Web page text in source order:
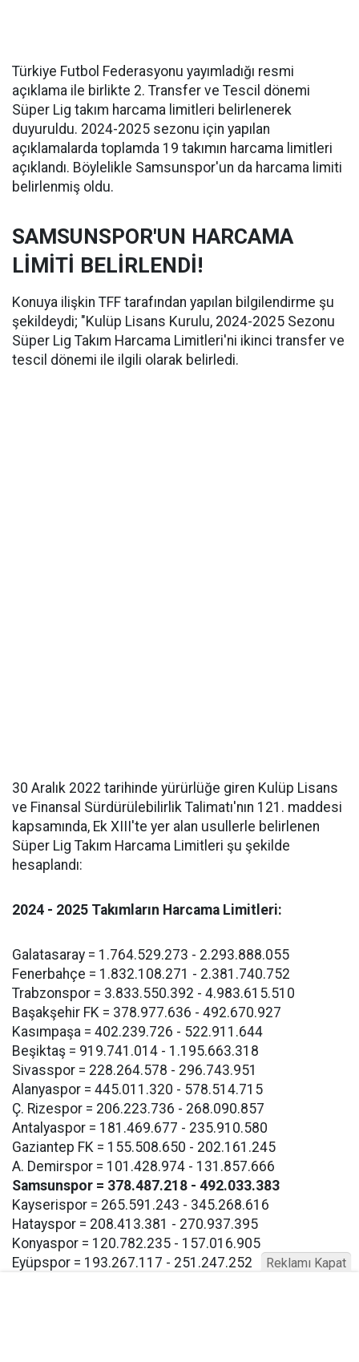
Türkiye Futbol Federasyonu yayımladığı resmi
açıklama ile birlikte 2. Transfer ve Tescil dönemi
Süper Lig takım harcama limitleri belirlenerek
duyuruldu. 2024-2025 sezonu için yapılan
açıklamalarda toplamda 19 takımın harcama limitleri
açıklandı. Böylelikle Samsunspor'un da harcama limiti
belirlenmiş oldu.
SAMSUNSPOR'UN HARCAMA
LİMİTİ BELİRLENDİ!
Konuya ilişkin TFF tarafından yapılan bilgilendirme şu
şekildeydi; "Kulüp Lisans Kurulu, 2024-2025 Sezonu
Süper Lig Takım Harcama Limitleri'ni ikinci transfer ve
tescil dönemi ile ilgili olarak belirledi.
30 Aralık 2022 tarihinde yürürlüğe giren Kulüp Lisans
ve Finansal Sürdürülebilirlik Talimatı'nın 121. maddesi
kapsamında, Ek XIII'te yer alan usullerle belirlenen
Süper Lig Takım Harcama Limitleri şu şekilde
hesaplandı:
2024 - 2025 Takımların Harcama Limitleri:
Galatasaray = 1.764.529.273 - 2.293.888.055
Fenerbahçe = 1.832.108.271 - 2.381.740.752
Trabzonspor = 3.833.550.392 - 4.983.615.510
Başakşehir FK = 378.977.636 - 492.670.927
Kasımpaşa = 402.239.726 - 522.911.644
Beşiktaş = 919.741.014 - 1.195.663.318
Sivasspor = 228.264.578 - 296.743.951
Alanyaspor = 445.011.320 - 578.514.715
Ç. Rizespor = 206.223.736 - 268.090.857
Antalyaspor = 181.469.677 - 235.910.580
Gaziantep FK = 155.508.650 - 202.161.245
A. Demirspor = 101.428.974 - 131.857.666
Samsunspor = 378.487.218 - 492.033.383
Kayserispor = 265.591.243 - 345.268.616
Hatayspor = 208.413.381 - 270.937.395
Konyaspor = 120.782.235 - 157.016.905
Eyüpspor = 193.267.117 - 251.247.252
Reklamı Kapat